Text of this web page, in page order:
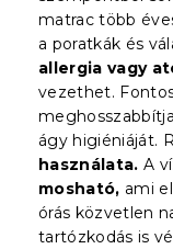
matrac több
a poratkák és
allergia vagy
vezethet.
ágy higiéniáját.
használata. A
mosható, ami
órás közvetlen
tartózkodás is